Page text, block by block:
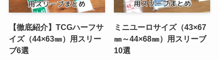
【徹底紹介】TCGハーフサ
イズ（44×63㎜）用スリー
ブ6選
ミニユーロサイズ（43×67
㎜～44×68㎜）用スリーブ
10選